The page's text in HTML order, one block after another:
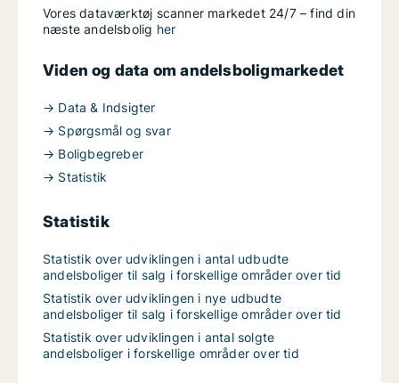
Vores dataværktøj scanner markedet 24/7 – find din
næste andelsbolig her
Viden og data om andelsboligmarkedet
→ Data & Indsigter
→ Spørgsmål og svar
→ Boligbegreber
→ Statistik
Statistik
Statistik over udviklingen i antal udbudte
andelsboliger til salg i forskellige områder over tid
Statistik over udviklingen i nye udbudte
andelsboliger til salg i forskellige områder over tid
Statistik over udviklingen i antal solgte
andelsboliger i forskellige områder over tid